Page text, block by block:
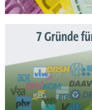
7 Gründe